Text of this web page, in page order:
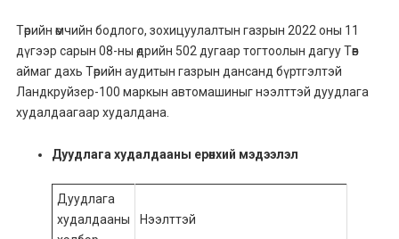
Төрийн өмчийн бодлого, зохицуулалтын газрын 2022 оны 11
дүгээр сарын 08-ны өдрийн 502 дугаар тогтоолын дагуу Төв
аймаг дахь Төрийн аудитын газрын дансанд бүртгэлтэй
Ландкруйзер-100 маркын автомашиныг нээлттэй дуудлага
худалдаагаар худалдана.
Дуудлага худалдааны ерөнхий мэдээлэл
Дуудлага
худалдааны
Нээлттэй